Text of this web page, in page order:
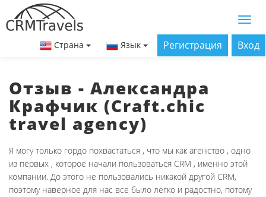
Страна Язык Регистрация Вход
Отзыв - Александра
Крафчик (Craft.chic
travel agency)
Я могу только гордо похвастаться , что мы как агенство , одно
из первых , которое начали пользоваться CRM , именно этой
компании. До этого не пользовались никакой другой CRM,
поэтому наверное для нас все было легко и радостно, потому